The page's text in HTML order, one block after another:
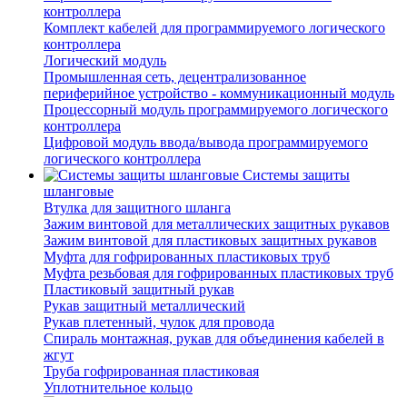
контроллера
Комплект кабелей для программируемого логического
контроллера
Логический модуль
Промышленная сеть, децентрализованное
периферийное устройство - коммуникационный модуль
Процессорный модуль программируемого логического
контроллера
Цифровой модуль ввода/вывода программируемого
логического контроллера
Системы защиты
шланговые
Втулка для защитного шланга
Зажим винтовой для металлических защитных рукавов
Зажим винтовой для пластиковых защитных рукавов
Муфта для гофрированных пластиковых труб
Муфта резьбовая для гофрированных пластиковых труб
Пластиковый защитный рукав
Рукав защитный металлический
Рукав плетенный, чулок для провода
Спираль монтажная, рукав для объединения кабелей в
жгут
Труба гофрированная пластиковая
Уплотнительное кольцо